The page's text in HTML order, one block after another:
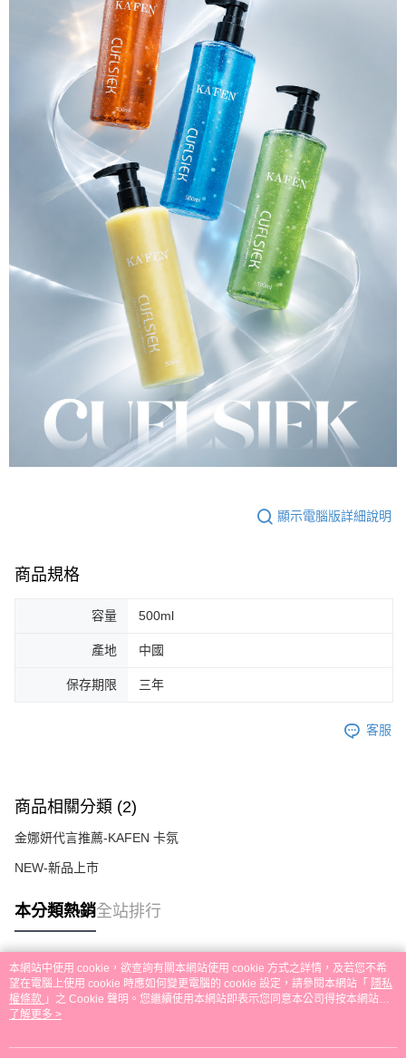
顯示電腦版詳細說明
商品規格
容量 500ml
產地 中國
保存期限 三年
客服
商品相關分類 (2)
金娜妍代言推薦-KAFEN 卡氛
NEW-新品上市
本分類熱銷全站排行
熱門標籤
本網站中使用 cookie，欲查詢有關本網站使用 cookie 方式之詳情，及若您不希
望在電腦上使用 cookie 時應如何變更電腦的 cookie 設定，請參閱本網站「 隱私
權條款 」之 Cookie 聲明。您繼續使用本網站即表示您同意本公司得按本網站使
用條款之 Cookie 聲明使用 cookie。
了解更多 >